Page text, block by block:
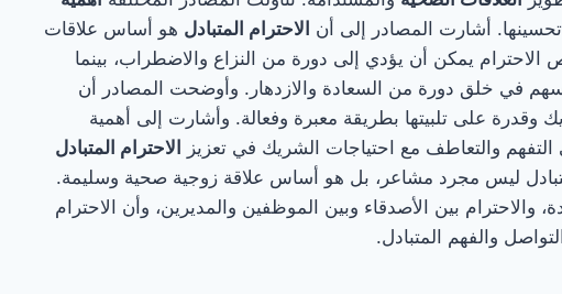
أشارت المصادر إلى أن الاحترام المتبادل هو أساس علاقات
يمكن أن يؤدي إلى دورة من النزاع والاضطراب، بينما
في خلق دورة من السعادة والازدهار. وأوضحت المصادر أن
وقدرة على تلبيتها بطريقة معبرة وفعالة. وأشارت إلى أهمية
التفهم والتعاطف مع احتياجات الشريك في تعزيز
الاحترام المتبادل
ليس مجرد مشاعر، بل هو أساس علاقة زوجية صحية وسليمة.
والاحترام بين الأصدقاء وبين الموظفين والمديرين، وأن الاحترام
والفهم المتبادل.